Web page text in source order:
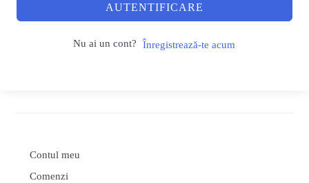
AUTENTIFICARE
Nu ai un cont? Înregistrează-te acum
Contul meu
Comenzi